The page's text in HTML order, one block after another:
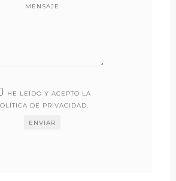
MENSAJE
HE LEÍDO Y ACEPTO LA
DE PRIVACIDAD.